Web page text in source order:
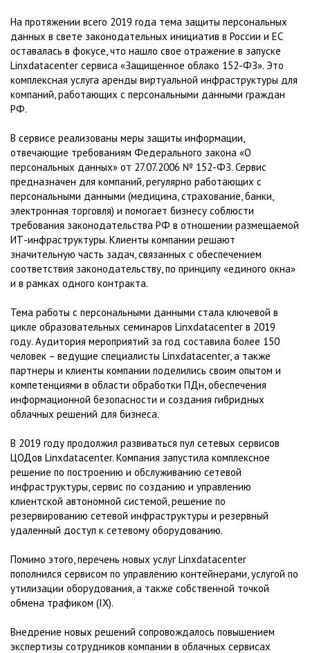
На протяжении всего 2019 года тема защиты персональных
данных в свете законодательных инициатив в России и ЕС
оставалась в фокусе, что нашло свое отражение в запуске
Linxdatacenter сервиса «Защищенное облако 152-ФЗ». Это
комплексная услуга аренды виртуальной инфраструктуры для
компаний, работающих с персональными данными граждан
РФ.
В сервисе реализованы меры защиты информации,
отвечающие требованиям Федерального закона «О
персональных данных» от 27.07.2006 № 152-ФЗ. Сервис
предназначен для компаний, регулярно работающих с
персональными данными (медицина, страхование, банки,
электронная торговля) и помогает бизнесу соблюсти
требования законодательства РФ в отношении размещаемой
ИТ-инфраструктуры. Клиенты компании решают
значительную часть задач, связанных с обеспечением
соответствия законодательству, по принципу «единого окна»
и в рамках одного контракта.
Тема работы с персональными данными стала ключевой в
цикле образовательных семинаров Linxdatacenter в 2019
году. Аудитория мероприятий за год составила более 150
человек – ведущие специалисты Linxdatacenter, а также
партнеры и клиенты компании поделились своим опытом и
компетенциями в области обработки ПДн, обеспечения
информационной безопасности и создания гибридных
облачных решений для бизнеса.
В 2019 году продолжил развиваться пул сетевых сервисов
ЦОДов Linxdatacenter. Компания запустила комплексное
решение по построению и обслуживанию сетевой
инфраструктуры, сервис по созданию и управлению
клиентской автономной системой, решение по
резервированию сетевой инфраструктуры и резервный
удаленный доступ к сетевому оборудованию.
Помимо этого, перечень новых услуг Linxdatacenter
пополнился сервисом по управлению контейнерами, услугой по
утилизации оборудования, а также собственной точкой
обмена трафиком (IX).
Внедрение новых решений сопровождалось повышением
экспертизы сотрудников компании в облачных сервисах